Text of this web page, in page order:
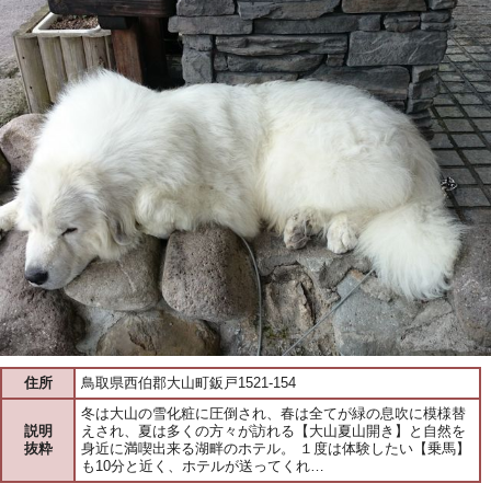
住所 鳥取県西伯郡大山町鈑戸1521-154
説明
抜粋
冬は大山の雪化粧に圧倒され、春は全てが緑の息吹に模様替
えされ、夏は多くの方々が訪れる【大山夏山開き】と自然を
身近に満喫出来る湖畔のホテル。 １度は体験したい【乗馬】
も10分と近く、ホテルが送ってくれ…